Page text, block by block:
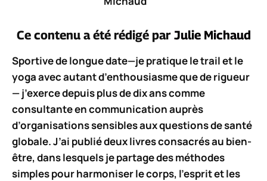
Ce contenu a été rédigé par Julie Michaud
Sportive de longue date—je pratique le trail et le
yoga avec autant d’enthousiasme que de rigueur
— j’exerce depuis plus de dix ans comme
consultante en communication auprès
d’organisations sensibles aux questions de santé
globale. J’ai publié deux livres consacrés au bien-
être, dans lesquels je partage des méthodes
simples pour harmoniser le corps, l’esprit et les